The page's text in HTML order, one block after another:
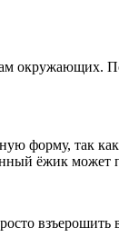
окружающих.
форму, так
ёжик может